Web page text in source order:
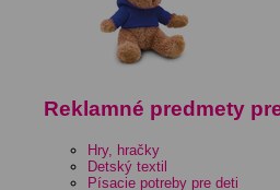
Reklamné predmety
Hry, hračky
Detský textil
Písacie potreby pre deti